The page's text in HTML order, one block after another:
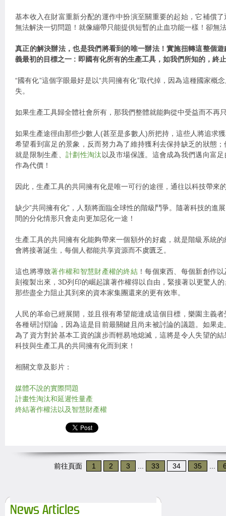
基本收入在財富重新分配的運作中扮演至關重要的起始，它補償
無法解決一切問題！就像繃帶只能提供短暫的止血功能一樣！卻無
真正的解決辦法，也是我們將看到的唯一辦法！實施扭轉這整個
義最初的目標之一 : 即國有化所有的生產工具，如我們所知的，終
“國有化”這個字眼最好是以“共同擁有化”取代掉，因為這種國家概
失。
如果生產工具歸全體社會所有，那我們整體就能夠從中受益而不再
如果生產途徑由那些少數人(甚至是多數人)所把持，這些人將追求
希望看到富足的景象，反而努力為了維持獲利去保持缺乏的狀態
就是限制生產、計劃性淘汰以及市場保護。這會成為我們邁向富
作為代價！
因此，生產工具的共同擁有化是唯一可行的途徑，通往以科技帶來
缺少”共同擁有化”，人類將面臨全球性的階級鬥爭。隨著科技的進
間的分化情形只會走向更加惡化一途！
生產工具的共同擁有化能夠帶來一個額外的好處，就是階級系統
會將接著誕生，每個人都能共享資源而不虞匱乏。
這也將導致著作權和智慧財產權的終結！每個東西、每個新創作
刻複製出來，3D列印的崛起讓著作權得以自由，緊接著以更驚人
那些盡全力阻止其到來的資本家集團還來的更有效率。
人民的革命已經展開，並且很有希望能達成這個目標，樂園主義
各種研討辯論，因為這是目前最關鍵且尚未被討論的議題。如果
為了資方對於基本工資的讓步而輕易地熄滅，這將是令人失望的
科技與生產工具的共同擁有化而到來！
相關文章及影片：
媒體不說的實際問題
計畫性淘汰和延遲性量產
終結著作權法以及智慧財產權
前往頁面 1 2 3 33 34 35
News Articles